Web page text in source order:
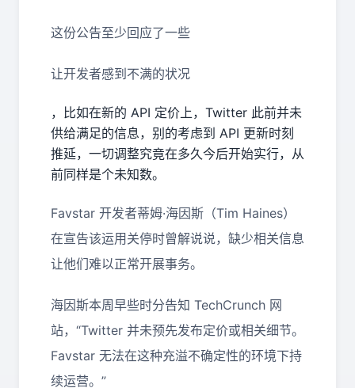
这份公告至少回应了一些
让开发者感到不满的状况
，比如在新的 API 定价上，Twitter 此前并未
供给满足的信息，别的考虑到 API 更新时刻
推延，一切调整究竟在多久今后开始实行，从
前同样是个未知数。
Favstar 开发者蒂姆·海因斯（Tim Haines）
在宣告该运用关停时曾解说说，缺少相关信息
让他们难以正常开展事务。
海因斯本周早些时分告知 TechCrunch 网
站，“Twitter 并未预先发布定价或相关细节。
Favstar 无法在这种充溢不确定性的环境下持
续运营。”